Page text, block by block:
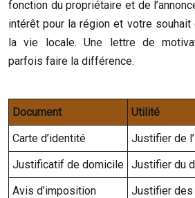
fonction du propriétaire et de
intérêt pour la région et votre
la vie locale. Une lettre de
parfois faire la différence.
Document
Utilité
Carte d’identité
Justifier de
Justificatif de domicile Justifier du
Avis d’imposition
Justifier des